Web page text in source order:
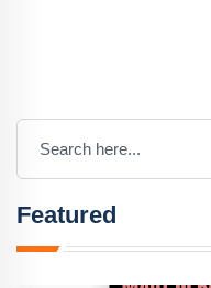
Featured